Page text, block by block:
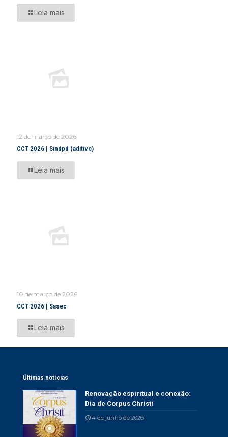
Leia mais
12 de março de 2026
CCT 2026 | Sindpd (aditivo)
Leia mais
10 de março de 2026
CCT 2026 | Sasec
Leia mais
Últimas notícias
Renovação espiritual e conexão:
Dia de Corpus Christi
4 de junho de 2026